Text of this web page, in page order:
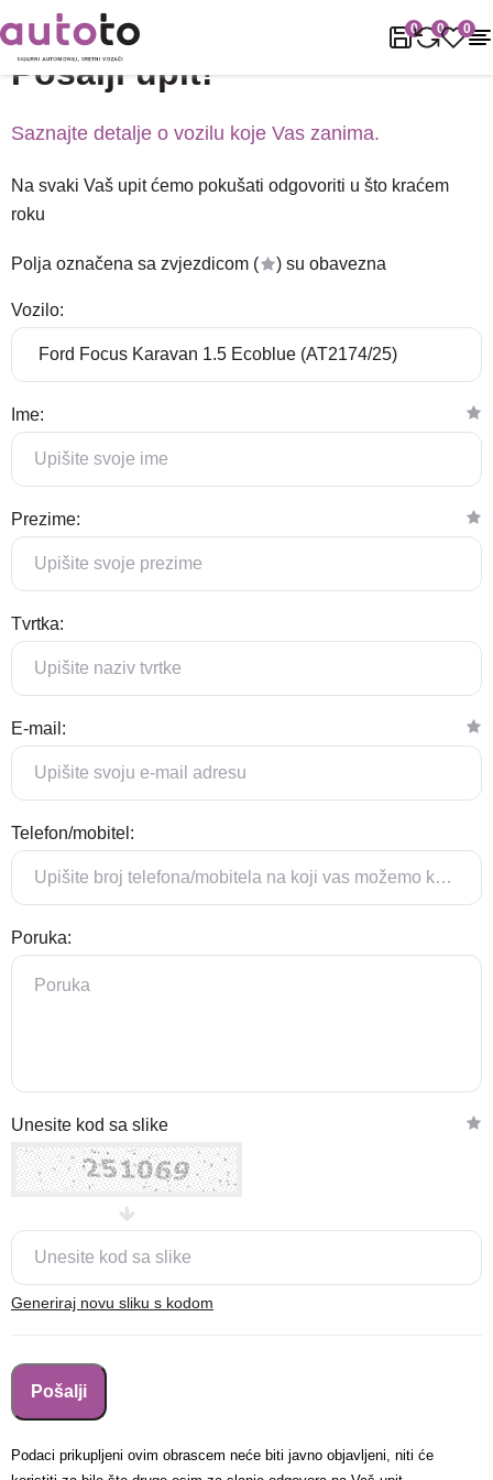
0 0 0
Naslovnica Podrška
Pošalji upit!
Saznajte detalje o vozilu koje Vas zanima.
Na svaki Vaš upit ćemo pokušati odgovoriti u što kraćem
roku
Polja označena sa zvjezdicom ( ) su obavezna
Vozilo:
Ime:
Prezime:
Tvrtka:
E-mail:
Telefon/mobitel:
Poruka:
Generiraj novu sliku s kodom
Unesite kod sa slike
Podaci prikupljeni ovim obrascem neće biti javno objavljeni, niti će
avenija 102, Resnik
Brza pretraga